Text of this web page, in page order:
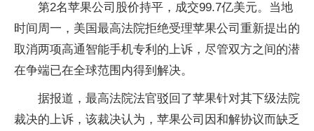
第2名苹果公司股价持平，成交99.7亿美元。当地
时间周一，美国最高法院拒绝受理苹果公司重新提出的
取消两项高通智能手机专利的上诉，尽管双方之间的潜
在争端已在全球范围内得到解决。
据报道，最高法院法官驳回了苹果针对其下级法院
裁决的上诉，该裁决认为，苹果公司因和解协议而缺乏